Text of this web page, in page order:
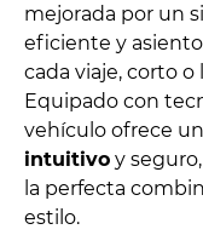
mejorada por un
eficiente y
cada viaje, corto o
Equipado con
vehículo ofrece
intuitivo y
la perfecta
estilo.